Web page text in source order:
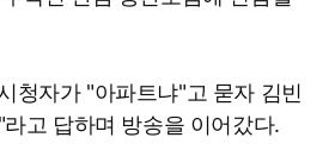
청자가 "아파트냐"고 묻자 김빈
고 답하며 방송을 이어갔다.